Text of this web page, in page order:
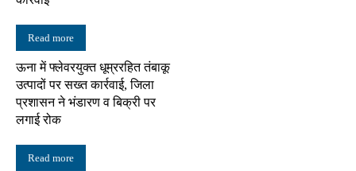
Read more
ऊना में फ्लेवरयुक्त धूम्ररहित तंबाकू
उत्पादों पर सख्त कार्रवाई, जिला
प्रशासन ने भंडारण व बिक्री पर
लगाई रोक
Read more